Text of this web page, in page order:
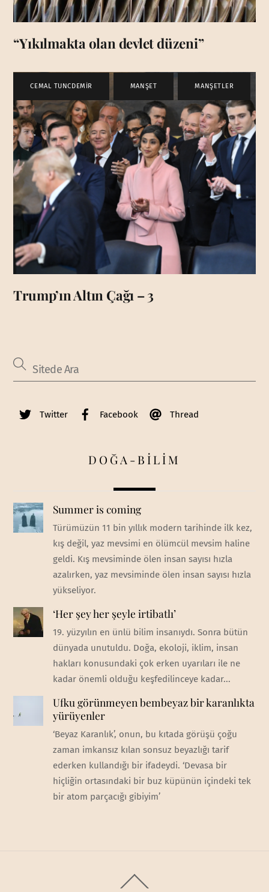
“Yıkılmakta olan devlet düzeni”
CEMAL TUNCDEMİR MANŞET MANŞETLER
Trump’ın Altın Çağı – 3
Twitter Facebook Thread
DOĞA-BİLİM
Summer is coming
Türümüzün 11 bin yıllık modern tarihinde ilk kez,
kış değil, yaz mevsimi en ölümcül mevsim haline
geldi. Kış mevsiminde ölen insan sayısı hızla
azalırken, yaz mevsiminde ölen insan sayısı hızla
yükseliyor.
‘Her şey her şeyle irtibatlı’
19. yüzyılın en ünlü bilim insanıydı. Sonra bütün
dünyada unutuldu. Doğa, ekoloji, iklim, insan
hakları konusundaki çok erken uyarıları ile ne
kadar önemli olduğu keşfedilinceye kadar...
Ufku görünmeyen bembeyaz bir karanlıkta
yürüyenler
‘Beyaz Karanlık’, onun, bu kıtada görüşü çoğu
zaman imkansız kılan sonsuz beyazlığı tarif
ederken kullandığı bir ifadeydi. ‘Devasa bir
hiçliğin ortasındaki bir buz küpünün içindeki tek
bir atom parçacığı gibiyim’
To